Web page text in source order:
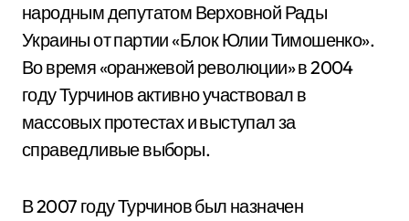
народным депутатом Верховной Рады
Украины от партии «Блок Юлии Тимошенко».
Во время «оранжевой революции» в 2004
году Турчинов активно участвовал в
массовых протестах и выступал за
справедливые выборы.
В 2007 году Турчинов был назначен